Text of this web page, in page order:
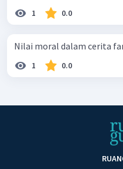
1 0.0
Nilai moral dalam cerita
1 0.0